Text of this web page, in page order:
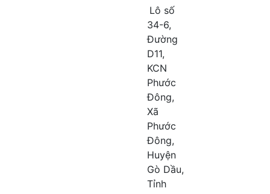
Lô số
34-6,
Đường
D11,
KCN
Phước
Đông,
Xã
Phước
Đông,
Huyện
Gò Dầu,
Tỉnh